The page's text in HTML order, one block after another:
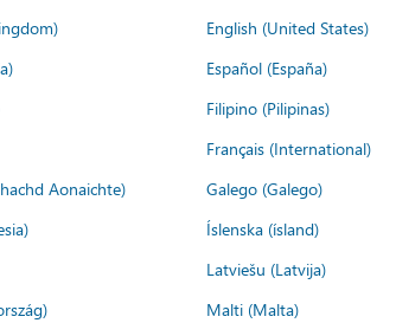
English (United States)
Español (España)
Filipino (Pilipinas)
Français (International)
Aonaichte) Galego (Galego)
Íslenska (ísland)
Latviešu (Latvija)
Malti (Malta)